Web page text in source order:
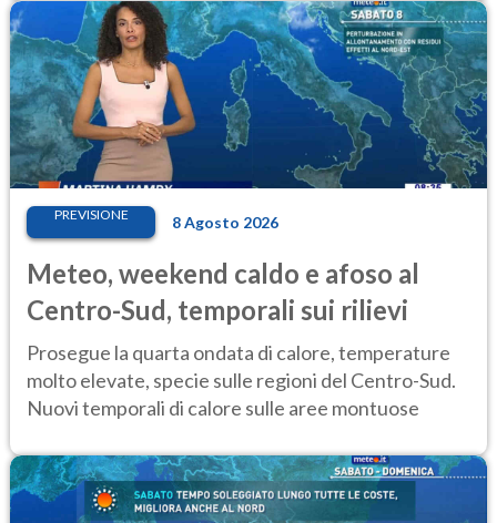
PREVISIONE 8 Agosto 2026
Meteo, weekend caldo e afoso al
Centro-Sud, temporali sui rilievi
Prosegue la quarta ondata di calore, temperature
molto elevate, specie sulle regioni del Centro-Sud.
Nuovi temporali di calore sulle aree montuose